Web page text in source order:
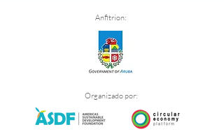
Anfitrion:
Organizado por: